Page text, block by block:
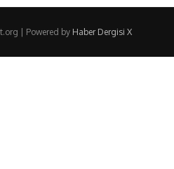
| Powered by Haber Dergisi X